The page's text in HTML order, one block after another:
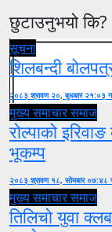
छुटाउनुभयो कि?
सूचना
शिलबन्दी
२०८३ श्रावण २०, बुधबार २१:०३
मुख्य समाचारसमाज
रोल्पाको
भूकम्प
२०८३ श्रावण १८, सोमबार ०७:४८
मुख्य समाचारसमाज
तिलिचो युवा